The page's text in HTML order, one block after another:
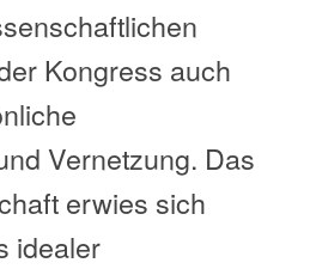
Kongress auch
Vernetzung. Das
erwies sich
idealer